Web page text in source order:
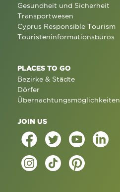
Gesundheit und Sicherheit
Transportwesen
Cyprus Responsible Tourism
Touristeninformationsbüros
PLACES TO GO
Bezirke & Städte
Dörfer
Übernachtungsmöglichkeiten
JOIN US